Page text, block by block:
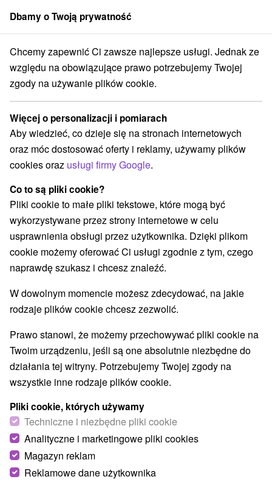
członek grupySorger
Atrakcje na Słowacji Skanseny Zverovka
Skanseny Zverovka
Kategorie
Wszystkie kategorie
Kolejki linowe(1)
Atrakcje z adrenaliną(1) Atrakcje turystyczne
Muzea i galerie (1) Tarcze
Zabytki techniki(1) Wodospady(2)
Kościoły drewniane(1) Sporty(1) Skanseny(2)
Chaty górskie (1)
Wsie i miasta
Zuberec
Skanzen Zuberec, Muzeum Wsi Orawskiej
Dbamy o Twoją prywatność
Chcemy zapewnić Ci zawsze najlepsze usługi. Jednak ze
względu na obowiązujące prawo potrzebujemy Twojej
zgody na używanie plików cookie.
Więcej o personalizacji i pomiarach
Aby wiedzieć, co dzieje się na stronach internetowych
oraz móc dostosować oferty i reklamy, używamy plików
cookies oraz usługi firmy Google.
Co to są pliki cookie?
Pliki cookie to małe pliki tekstowe, które mogą być
wykorzystywane przez strony internetowe w celu
usprawnienia obsługi przez użytkownika. Dzięki plikom
cookie możemy oferować Ci usługi zgodnie z tym, czego
naprawdę szukasz i chcesz znaleźć.
W dowolnym momencie możesz zdecydować, na jakie
rodzaje plików cookie chcesz zezwolić.
Prawo stanowi, że możemy przechowywać pliki cookie na
Twoim urządzeniu, jeśli są one absolutnie niezbędne do
działania tej witryny. Potrzebujemy Twojej zgody na
wszystkie inne rodzaje plików cookie.
Pliki cookie, których używamy
Techniczne i niezbędne pliki cookie
Analityczne i marketingowe pliki cookies
Magazyn reklam
Reklamowe dane użytkownika